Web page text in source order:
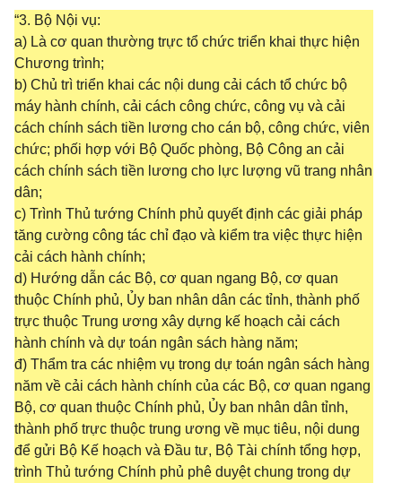
“3. Bộ Nội vụ:
a) Là cơ quan thường trực tổ chức triển khai thực hiện
Chương trình;
b) Chủ trì triển khai các nội dung cải cách tổ chức bộ
máy hành chính, cải cách công chức, công vụ và cải
cách chính sách tiền lương cho cán bộ, công chức, viên
chức; phối hợp với Bộ Quốc phòng, Bộ Công an cải
cách chính sách tiền lương cho lực lượng vũ trang nhân
dân;
c) Trình Thủ tướng Chính phủ quyết định các giải pháp
tăng cường công tác chỉ đạo và kiểm tra việc thực hiện
cải cách hành chính;
d) Hướng dẫn các Bộ, cơ quan ngang Bộ, cơ quan
thuộc Chính phủ, Ủy ban nhân dân các tỉnh, thành phố
trực thuộc Trung ương xây dựng kế hoạch cải cách
hành chính và dự toán ngân sách hàng năm;
đ) Thẩm tra các nhiệm vụ trong dự toán ngân sách hàng
năm về cải cách hành chính của các Bộ, cơ quan ngang
Bộ, cơ quan thuộc Chính phủ, Ủy ban nhân dân tỉnh,
thành phố trực thuộc trung ương về mục tiêu, nội dung
để gửi Bộ Kế hoạch và Đầu tư, Bộ Tài chính tổng hợp,
trình Thủ tướng Chính phủ phê duyệt chung trong dự